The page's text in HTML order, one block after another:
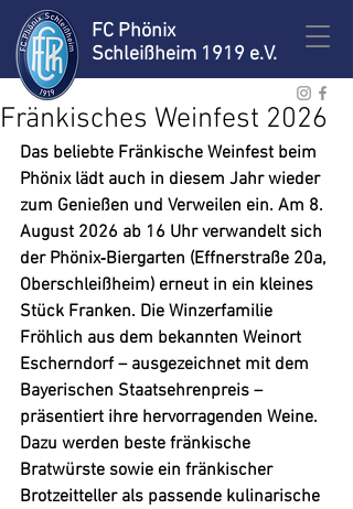
FC Phönix
Schleißheim 1919 e.V.
Fränkisches Weinfest 2026
Das beliebte Fränkische Weinfest beim
Phönix lädt auch in diesem Jahr wieder
zum Genießen und Verweilen ein. Am 8.
August 2026 ab 16 Uhr verwandelt sich
der Phönix‑Biergarten (Effnerstraße 20a,
Oberschleißheim) erneut in ein kleines
Stück Franken. Die Winzerfamilie
Fröhlich aus dem bekannten Weinort
Escherndorf – ausgezeichnet mit dem
Bayerischen Staatsehrenpreis –
präsentiert ihre hervorragenden Weine.
Dazu werden beste fränkische
Bratwürste sowie ein fränkischer
Brotzeitteller als passende kulinarische